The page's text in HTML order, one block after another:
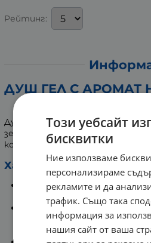
Рейтинг:
ДУШ ГЕЛ С АРОМАТ
Душ гелът Fluff с освежаващ
зелен чай нежно почиства,
кожата.
Характеристики:
Нежна и освежаваща
кожата без да я изсушава.
Обогатен с екстракти от
известни със своите
свойства.
Този уебсайт
бисквитки
Ние използваме
персонализираме
рекламите и да
трафик. Също така
информация за
нашия сайт от ваша